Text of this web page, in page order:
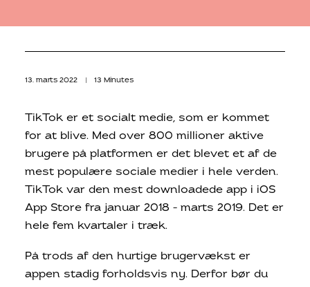
13. marts 2022 13 Minutes
TikTok er et socialt medie, som er kommet
for at blive. Med over 800 millioner aktive
brugere på platformen er det blevet et af de
mest populære sociale medier i hele verden.
TikTok var den mest downloadede app i iOS
App Store fra januar 2018 – marts 2019. Det er
hele fem kvartaler i træk.
På trods af den hurtige brugervækst er
appen stadig forholdsvis ny. Derfor bør du